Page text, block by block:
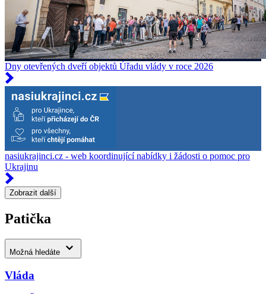
Dny otevřených dveří objektů Úřadu vlády v roce 2026
nasiukrajinci.cz - web koordinující nabídky i žádosti o pomoc pro
Ukrajinu
Zobrazit další
Patička
Možná hledáte
Vláda